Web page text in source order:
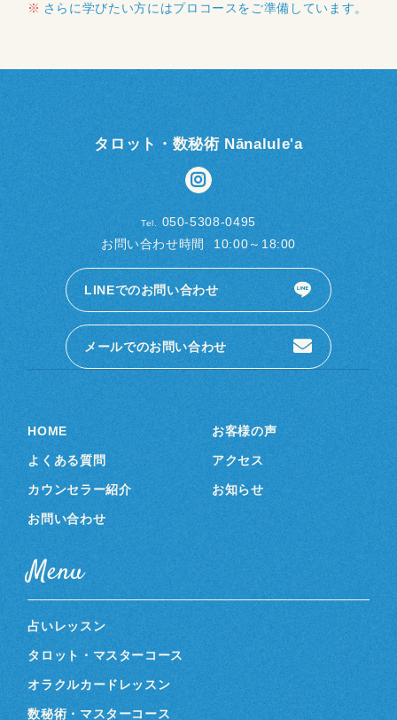
さらに学びたい方にはプロコースをご準備しています。
タロット・数秘術 Nānalule'a
Tel.
050-5308-0495
お問い合わせ時間
10:00～18:00
LINEでのお問い合わせ
メールでのお問い合わせ
HOME お客様の声
よくある質問 アクセス
カウンセラー紹介 お知らせ
お問い合わせ
Menu
占いレッスン
タロット・マスターコース
オラクルカードレッスン
数秘術・マスターコース